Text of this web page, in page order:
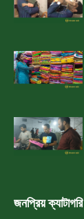
জনপ্রিয় ক্যাটাগরি